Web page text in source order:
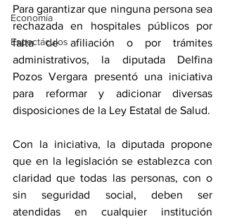
Economía
Espectáculos
Para garantizar que ninguna persona sea
rechazada en hospitales públicos por
falta de afiliación o por trámites
administrativos, la diputada Delfina
Pozos Vergara presentó una iniciativa
para reformar y adicionar diversas
disposiciones de la Ley Estatal de Salud.
Con la iniciativa, la diputada propone
que en la legislación se establezca con
claridad que todas las personas, con o
sin seguridad social, deben ser
atendidas en cualquier institución